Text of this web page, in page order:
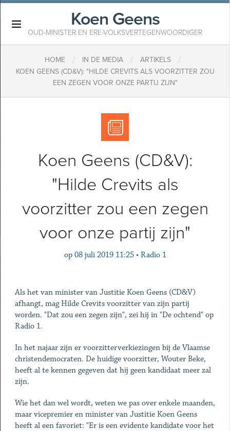
Koen Geens
OUD-MINISTER EN ERE-VOLKSVERTEGENWOORDIGER
HOME / IN DE MEDIA / ARTIKELS /
KOEN GEENS (CD&V): "HILDE CREVITS ALS VOORZITTER ZOU
EEN ZEGEN VOOR ONZE PARTIJ ZIJN"
Koen Geens (CD&V):
"Hilde Crevits als
voorzitter zou een zegen
voor onze partij zijn"
op 08 juli 2019 11:25 • Radio 1
Als het van minister van Justitie Koen Geens (CD&V)
afhangt, mag Hilde Crevits voorzitter van zijn partij
worden. "Dat zou een zegen zijn", zei hij in "De ochtend" op
Radio 1.
In het najaar zijn er voorzitterverkiezingen bij de Vlaamse
christendemocraten. De huidige voorzitter, Wouter Beke,
heeft al te kennen gegeven dat hij geen kandidaat meer zal
zijn.
Wie het dan wel wordt, weten we pas over enkele maanden,
maar vicepremier en minister van Justitie Koen Geens
heeft al een favoriet: "Er is een evidente kandidate voor het